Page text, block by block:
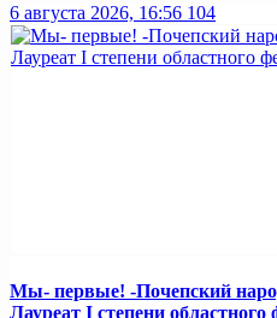
6 августа 2026, 16:56 104
Мы- первые! -Почепский
Лауреат I степени областного